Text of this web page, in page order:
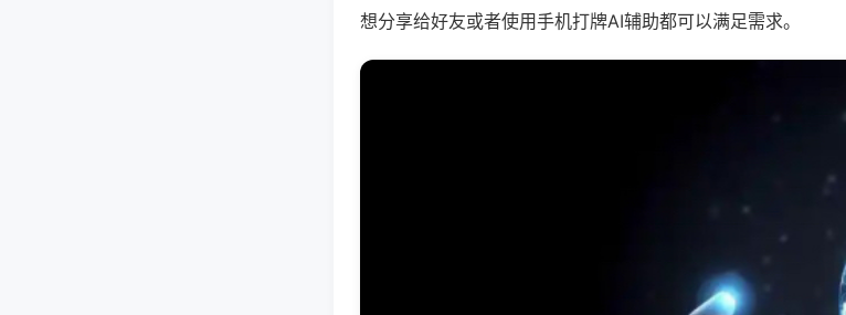
想分享给好友或者使用手机打牌AI辅助都可以满足需求。